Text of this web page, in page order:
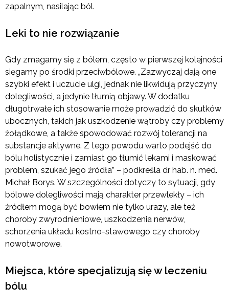
zapalnym, nasilając ból.
Leki to nie rozwiązanie
Gdy zmagamy się z bólem, często w pierwszej kolejności
sięgamy po środki przeciwbólowe. „Zazwyczaj dają one
szybki efekt i uczucie ulgi, jednak nie likwidują przyczyny
dolegliwości, a jedynie tłumią objawy. W dodatku
długotrwałe ich stosowanie może prowadzić do skutków
ubocznych, takich jak uszkodzenie wątroby czy problemy
żołądkowe, a także spowodować rozwój tolerancji na
substancje aktywne. Z tego powodu warto podejść do
bólu holistycznie i zamiast go tłumić lekami i maskować
problem, szukać jego źródła” – podkreśla dr hab. n. med.
Michał Borys. W szczególności dotyczy to sytuacji, gdy
bólowe dolegliwości mają charakter przewlekły – ich
źródłem mogą być bowiem nie tylko urazy, ale też
choroby zwyrodnieniowe, uszkodzenia nerwów,
schorzenia układu kostno-stawowego czy choroby
nowotworowe.
Miejsca, które specjalizują się w leczeniu
bólu